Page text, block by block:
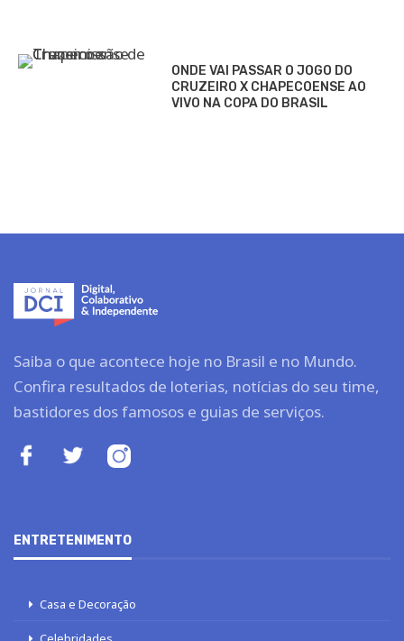
ONDE VAI PASSAR O JOGO DO
CRUZEIRO X CHAPECOENSE AO
VIVO NA COPA DO BRASIL
Saiba o que acontece hoje no Brasil e no Mundo.
Confira resultados de loterias, notícias do seu time,
bastidores dos famosos e guias de serviços.
ENTRETENIMENTO
Casa e Decoração